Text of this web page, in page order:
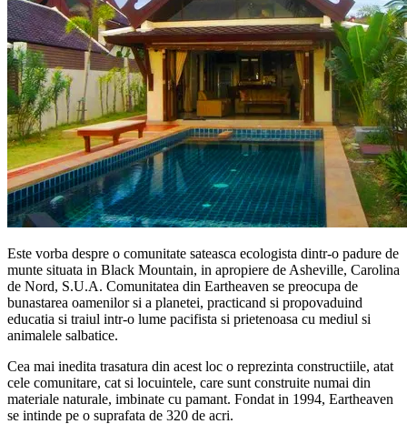
Este vorba despre o comunitate sateasca ecologista dintr-o padure de
munte situata in Black Mountain, in apropiere de Asheville, Carolina
de Nord, S.U.A. Comunitatea din Eartheaven se preocupa de
bunastarea oamenilor si a planetei, practicand si propovaduind
educatia si traiul intr-o lume pacifista si prietenoasa cu mediul si
animalele salbatice.
Cea mai inedita trasatura din acest loc o reprezinta constructiile, atat
cele comunitare, cat si locuintele, care sunt construite numai din
materiale naturale, imbinate cu pamant. Fondat in 1994, Eartheaven
se intinde pe o suprafata de 320 de acri.